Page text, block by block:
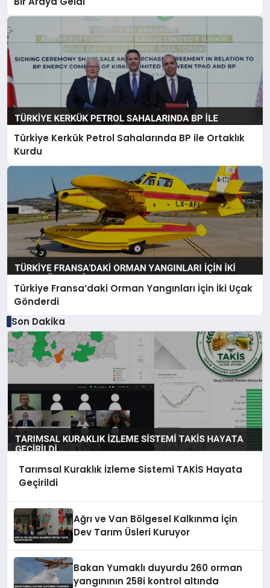
Türkiye Kerkük Petrol Sahalarında BP ile Ortaklık
Kurdu
Türkiye Fransa’daki Orman Yangınları İçin İki Uçak
Gönderdi
Son Dakika
Tarımsal Kuraklık İzleme Sistemi TAKİS Hayata
Geçirildi
Ağrı ve Van Bölgesel Kalkınma İçin
Dev Tarım Üsleri Kuruyor
Bakan Yumaklı duyurdu 260 orman
yangınının 258i kontrol altında